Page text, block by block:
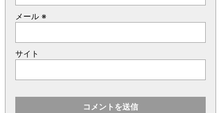
メール ※
サイト